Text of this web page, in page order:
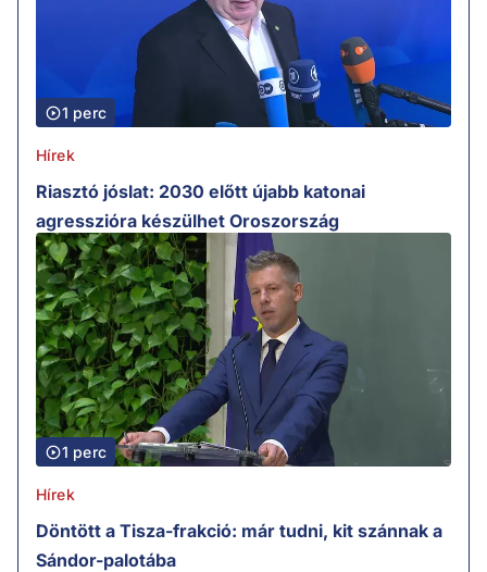
1 perc
Hírek
Riasztó jóslat: 2030 előtt újabb katonai
agresszióra készülhet Oroszország
1 perc
Hírek
Döntött a Tisza-frakció: már tudni, kit szánnak a
Sándor-palotába